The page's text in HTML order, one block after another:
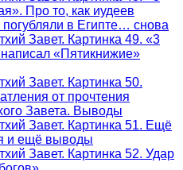
Про то, как иудеев
в Египте… снова
Завет. Картинка 49. «3
«Пятикнижие»
Завет. Картинка 50.
от прочтения
Завета. Выводы
Завет. Картинка 51. Ещё
и ещё выводы
Завет. Картинка 52. Удар